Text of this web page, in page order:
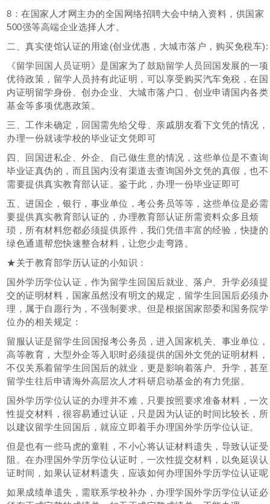
8：在国家人才网主办的全国网络招聘大会中纳入资料，供国家
500强等高端企业选择人才。
二、真实使馆认证的用途(创业优惠，大城市落户，购买免税车):
《留学回国人员证明》是国家为了鼓励留学人员回国发展的一项
优待政策，留学人员持有此证明，可以享受购买汽车免税，在国
内证明留学身份、创办企业、大城市落户口、创业申请国内各类
基金等多项优惠政策。
三、工作未确定，回国需先给父母、亲戚朋友看下文凭的情况，
办理一份就读学校的毕业证文凭即可
四、回国进私企、外企、自己做生意的情况，这些单位是不查询
毕业证真伪的，而且国内没有渠道去查询国外文凭的真假，也不
需要提供真实教育部认证。鉴于此，办理一份毕业证即可
五、进国企，银行，事业单位，考公务员等等，这些单位是必需
要提供真实教育部认证的，办理教育部认证所需资料众多且烦
琐，所有材料您都必须提供原件，我们凭借丰富的经验，快捷的
绿色通道帮您快速整合材料，让您少走弯路。
★关于教育部学历认证的小知识：
国外学历学位认证，作为留学生回国后就业、落户、升学必须提
交的证明材料，国家虽然没有明文的规定，留学生回国后必须办
理，属于自愿行为，不强制要求。但是根据国家部委和国务院学
位办的相关规定：
留服认证是留学生回国报考公务员，进入国家机关、事业单位，
高等教育，大型外企等入职时必须提供的国外文凭的证明材料，
不仅关系着留学生回国后的就业，更是影响着落户、升学，甚至
留学生往后申请海外高层次人才科研启动基金的有力凭据。
国外学历学位认证的办理并不难，只要按照要求准备材料，一次
性提交材料，很容易通过认证，只是因为认证的时间比较长，所
以建议留学生回国后，就应立即着手办理国外学历学位认证。
但是也有一些马虎的童鞋，不小心将认证材料遗失，导致认证受
阻。在办理国外学历学位认证时，一次性提交材料，以免延误认
证时间，如果认证材料遗失，应该如何办理国外学历学位认证呢
如果成绩单遗失，需联系学校补办，办理学国外学历学位认证必